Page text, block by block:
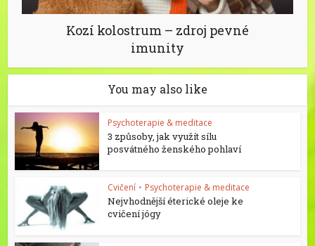
Kozí kolostrum – zdroj pevné
imunity
You may also like
Psychoterapie & meditace
3 způsoby, jak využít sílu
posvátného ženského pohlaví
Cvičení • Psychoterapie & meditace
Nejvhodnější éterické oleje ke
cvičení jógy